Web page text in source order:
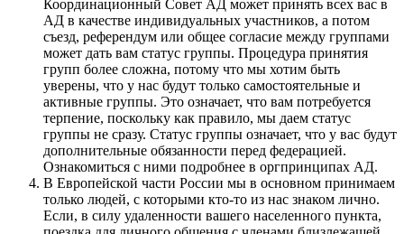
Координационный Совет АД может принять всех вас в
АД в качестве индивидуальных участников, а потом
съезд, референдум или общее согласие между группами
может дать вам статус группы. Процедура принятия
групп более сложна, потому что мы хотим быть
уверены, что у нас будут только самостоятельные и
активные группы. Это означает, что вам потребуется
терпение, поскольку как правило, мы даем статус
группы не сразу. Статус группы означает, что у вас будут
дополнительные обязанности перед федерацией.
Ознакомиться с ними подробнее в оргпринципах АД.
В Европейской части России мы в основном принимаем
только людей, с которыми кто-то из нас знаком лично.
Если, в силу удаленности вашего населенного пункта,